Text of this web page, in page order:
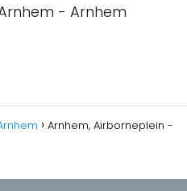
- Arnhem
Arnhem, Airborneplein -